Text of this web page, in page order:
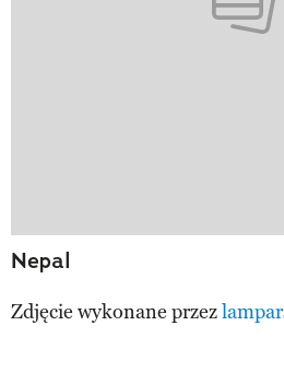
Nepal
Zdjęcie wykonane przez